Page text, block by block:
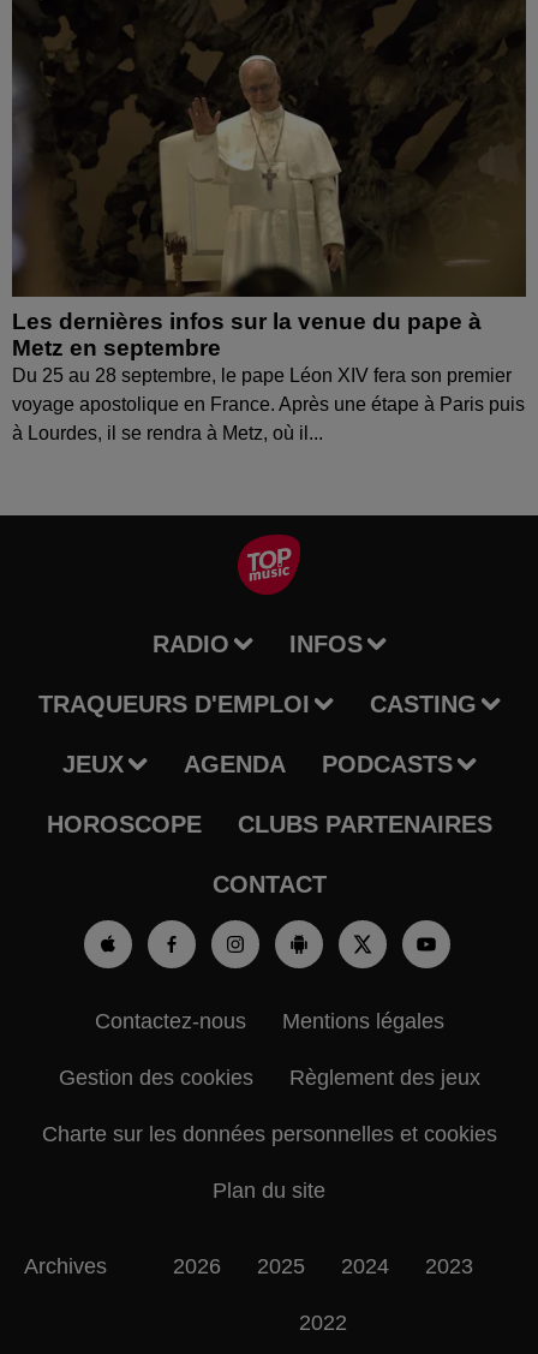
Les dernières infos sur la venue du pape à
Metz en septembre
Du 25 au 28 septembre, le pape Léon XIV fera son premier
voyage apostolique en France. Après une étape à Paris puis
à Lourdes, il se rendra à Metz, où il...
RADIO INFOS
TRAQUEURS D'EMPLOI CASTING
JEUX AGENDA PODCASTS
HOROSCOPE CLUBS PARTENAIRES
CONTACT
Contactez-nous Mentions légales
Gestion des cookies Règlement des jeux
Charte sur les données personnelles et cookies
Plan du site
Archives 2026 2025 2024 2023
2022